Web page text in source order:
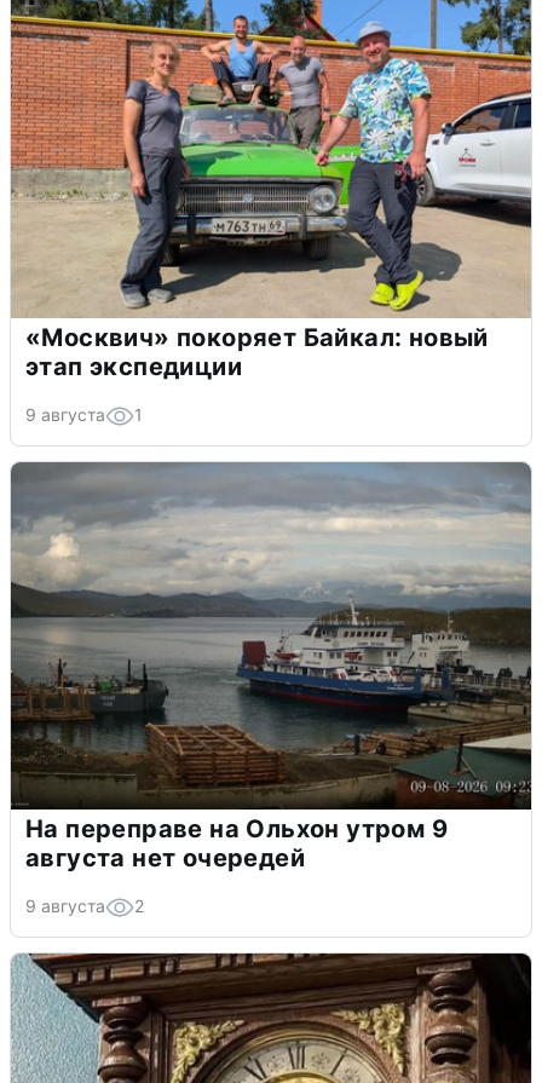
«Москвич» покоряет Байкал: новый
этап экспедиции
9 августа 1
На переправе на Ольхон утром 9
августа нет очередей
9 августа 2